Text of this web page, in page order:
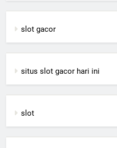
slot gacor
situs slot gacor hari ini
slot